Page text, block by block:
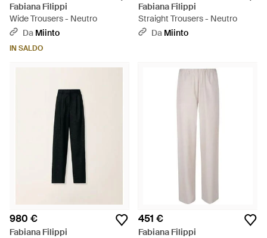
Fabiana Filippi
Wide Trousers - Neutro
Da Miinto
IN SALDO
Fabiana Filippi
Straight Trousers - Neutro
Da Miinto
980 €
Fabiana Filippi
451 €
Fabiana Filippi